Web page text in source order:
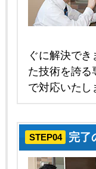
ぐに解決で
た技術を誇る
で対応いたし
STEP04 完了